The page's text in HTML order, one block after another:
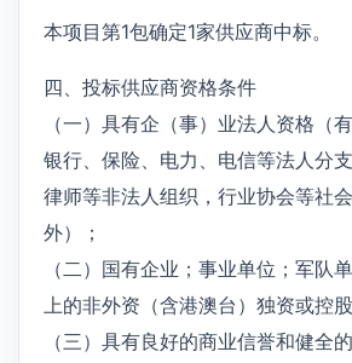
本项目第1包确定1家供应商中标。
四、投标供应商资格条件
（一）具有企（事）业法人资格（
银行、保险、电力、电信等法人分支
律师等非法人组织，行业协会等社
外）；
（二）国有企业；事业单位；军队
上的非外资（含港澳台）独资或控
（三）具有良好的商业信誉和健全